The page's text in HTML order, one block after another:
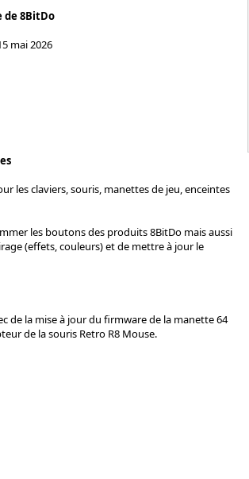
de 8BitDo
mai 2026
les claviers, souris, manettes de jeu, enceintes
les boutons des produits 8BitDo mais aussi
(effets, couleurs) et de mettre à jour le
de la mise à jour du firmware de la manette 64
de la souris Retro R8 Mouse.